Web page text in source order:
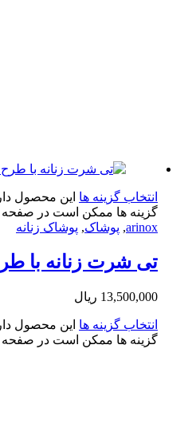
گزینه ها این محصول دارای
ها ممکن است در صفحه محصول
پوشاک,پوشاک زنانه
شرت زنانه با طرح
ریال
گزینه ها این محصول دارای
ها ممکن است در صفحه محصول